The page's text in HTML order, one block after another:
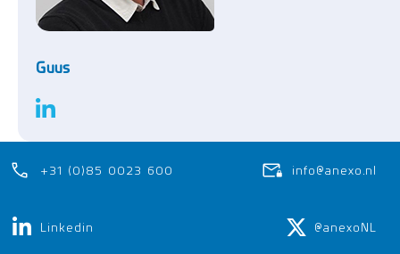
Guus
+31 (0)85 0023 600 info@anexo.nl
Linkedin @anexoNL